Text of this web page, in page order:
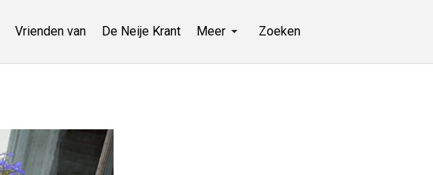
Vrienden van De Neije Krant Meer Zoeken